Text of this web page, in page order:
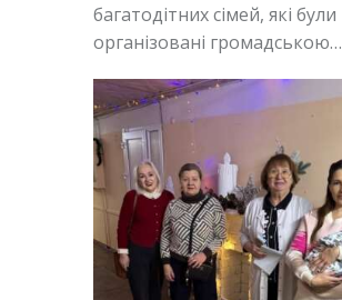
багатодітних сімей, які були
організовані громадською…